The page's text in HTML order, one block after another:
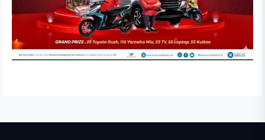
FEBRUARI 20, 2026
Reses I DPRD Banyuasin 2026, Wakil Rakyat Dapil 5
Tampung Aspirasi Masyarakat